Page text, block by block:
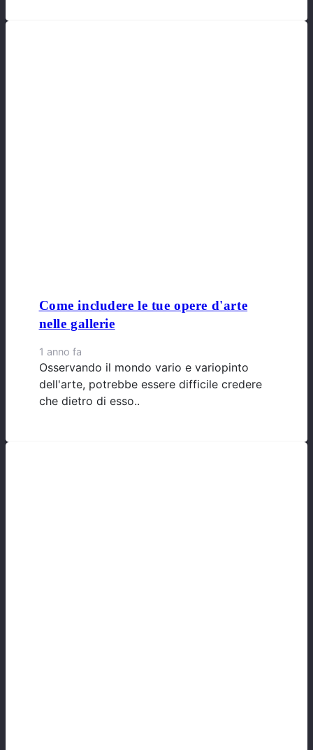
Come includere le tue opere d'arte
nelle gallerie
1 anno fa
Osservando il mondo vario e variopinto
dell'arte, potrebbe essere difficile credere
che dietro di esso..